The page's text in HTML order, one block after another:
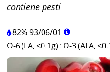
contiene pesti
82%93/06/01
Ω-6 (LA, <0.1g) :Ω-3 (ALA,